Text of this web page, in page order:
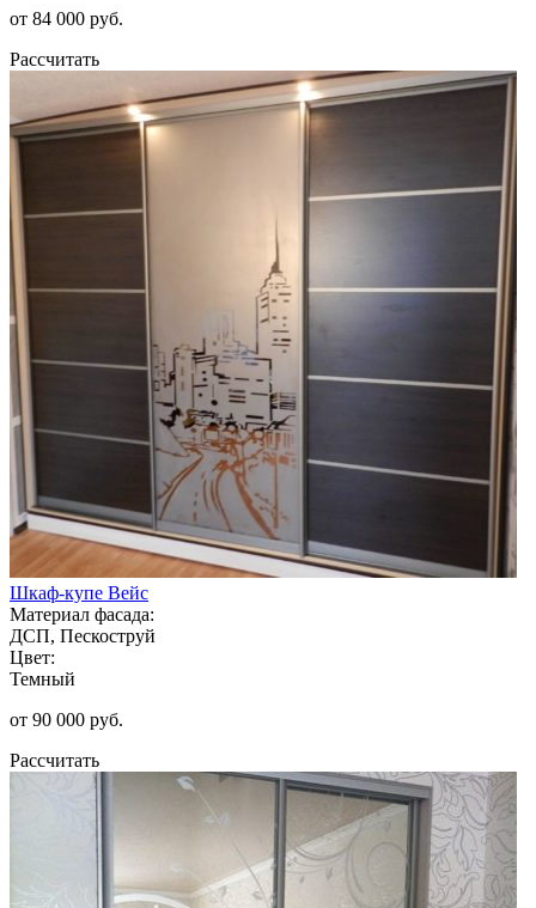
от 84 000 руб.
Рассчитать
Шкаф-купе Вейс
Материал фасада:
ДСП, Пескоструй
Цвет:
Темный
от 90 000 руб.
Рассчитать